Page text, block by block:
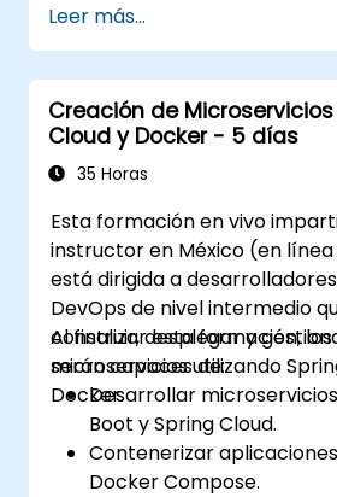
Construir e implementar
en contenedores
Docker.
Integrar microservicios
descubrimiento y la
de Spring Cloud.
de integración de
Leer más...
Creación de
Cloud y Docker - 5 días
35 Horas
Esta formación en vivo
instructor en México (en
está dirigida a
DevOps de nivel intermedio
construir, desplegar y
microservicios utilizando
Docker.
Al finalizar esta formación,
serán capaces de:
Desarrollar
Boot y Spring Cloud.
Contenerizar
Docker Compose.